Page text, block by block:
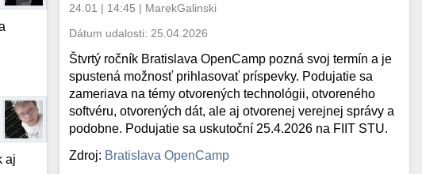
aj
24.01 | 14:45 | MarekGalinski
Dátum udalosti: 25.04.2026
Štvrtý ročník Bratislava OpenCamp pozná svoj termín a je
spustená možnosť prihlasovať príspevky. Podujatie sa
zameriava na témy otvorených technológii, otvoreného
softvéru, otvorených dát, ale aj otvorenej verejnej správy a
podobne. Podujatie sa uskutoční 25.4.2026 na FIIT STU.
Zdroj: Bratislava OpenCamp